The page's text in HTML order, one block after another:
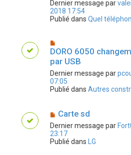
Dernier message par
2018 17:54
Publié dans Quel
DORO 6050
par USB
Dernier message par
07:05
Publié dans Autres
Carte sd
Dernier message par
23:17
Publié dans LG